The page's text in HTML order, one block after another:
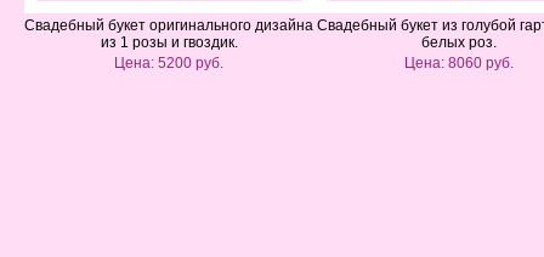
Свадебный букет оригинального дизайна
из 1 розы и гвоздик.
Цена: 5200 руб.
Свадебный букет из голубой
белых роз.
Цена: 8060 руб.